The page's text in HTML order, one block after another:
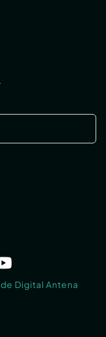
Digital Antena